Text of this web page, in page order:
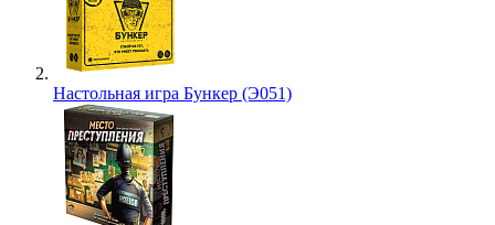
Настольная игра Бункер (Э051)